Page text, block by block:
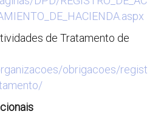
de Tratamento de
obrigacoes/regist